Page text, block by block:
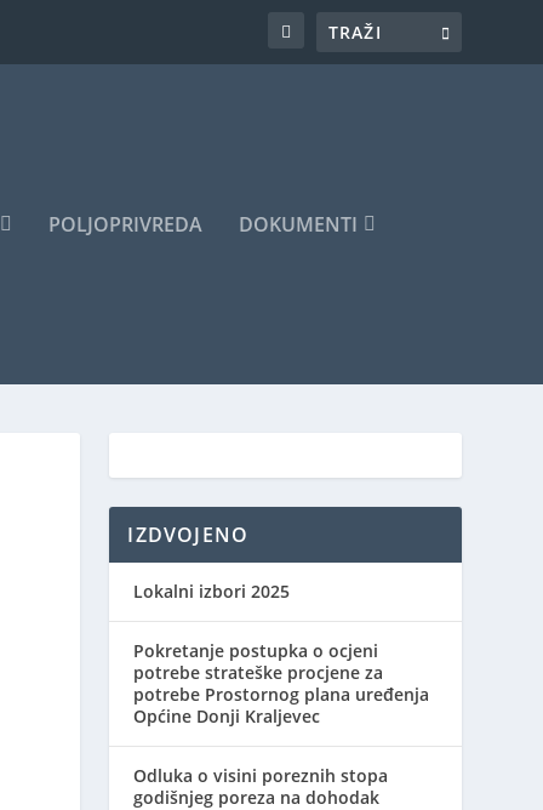
POLJOPRIVREDA DOKUMENTI
IZDVOJENO
Lokalni izbori 2025
Pokretanje postupka o ocjeni
potrebe strateške procjene za
potrebe Prostornog plana uređenja
Općine Donji Kraljevec
Odluka o visini poreznih stopa
godišnjeg poreza na dohodak